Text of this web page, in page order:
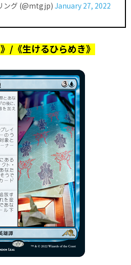
ング (@mtgjp) January 27, 2022
/《生けるひらめき》